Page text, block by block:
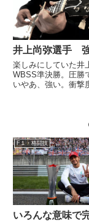
井上尚弥選手 強
楽しみにしていた井
WBSS準決勝。圧勝
いやあ、強い。衝撃
ねwただ流石に相手
F１・格闘技
いろんな意味で